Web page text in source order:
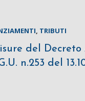
, TRIBUTI
del
n.253 del